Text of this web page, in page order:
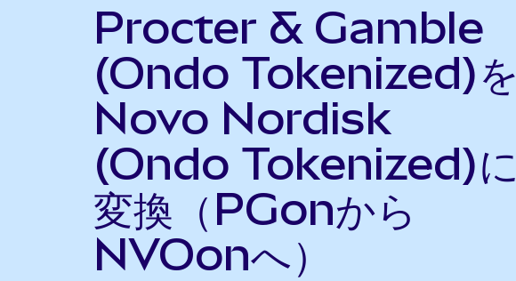
Procter & Gamble
(Ondo Tokenized)を
Novo Nordisk
(Ondo Tokenized)に
変換（PGonから
NVOonへ）